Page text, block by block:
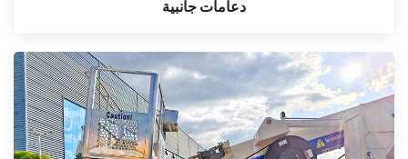
دعامات جانبية